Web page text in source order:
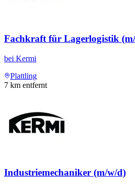
Fachkraft für Lagerlogistik
bei Kermi
Plattling
7 km entfernt
Industriemechaniker (m/w/d)